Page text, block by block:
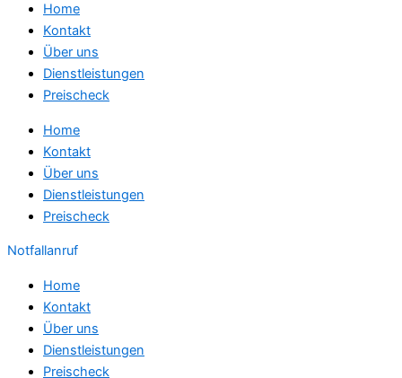
Home
Kontakt
Über uns
Dienstleistungen
Preischeck
Home
Kontakt
Über uns
Dienstleistungen
Preischeck
Notfallanruf
Home
Kontakt
Über uns
Dienstleistungen
Preischeck